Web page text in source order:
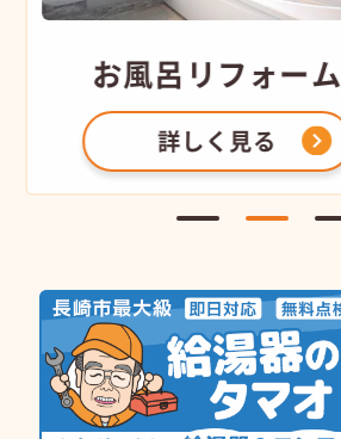
お風呂 リフォーム
詳しく見る